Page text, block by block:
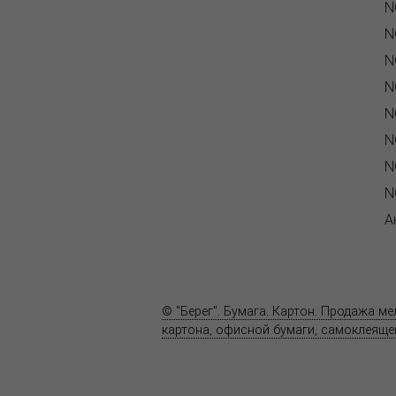
© "Берег". Бумага. Картон. Продажа
картона, офисной бумаги,